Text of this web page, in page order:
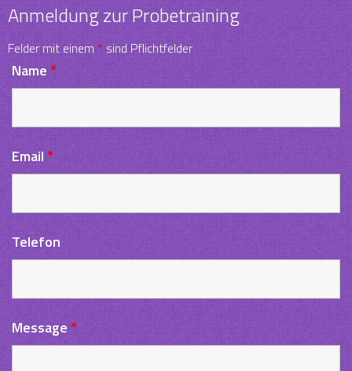
Anmeldung zur Probetraining
Felder mit einem*sind Pflichtfelder
Name*
Email*
Telefon
Message*